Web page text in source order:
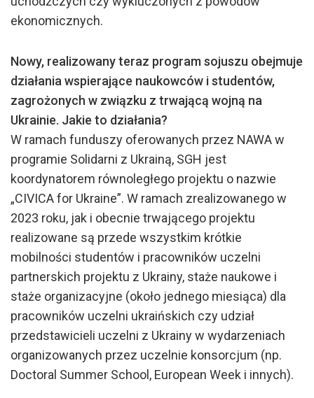
ekonomicznych.
Nowy, realizowany teraz program sojuszu obejmuje
działania wspierające naukowców i studentów,
zagrożonych w związku z trwającą wojną na
Ukrainie. Jakie to działania?
W ramach funduszy oferowanych przez NAWA w
programie Solidarni z Ukrainą, SGH jest
koordynatorem równoległego projektu o nazwie
„CIVICA for Ukraine”. W ramach zrealizowanego w
2023 roku, jak i obecnie trwającego projektu
realizowane są przede wszystkim krótkie
mobilności studentów i pracowników uczelni
partnerskich projektu z Ukrainy, staże naukowe i
staże organizacyjne (około jednego miesiąca) dla
pracowników uczelni ukraińskich czy udział
przedstawicieli uczelni z Ukrainy w wydarzeniach
organizowanych przez uczelnie konsorcjum (np.
Doctoral Summer School, European Week i innych).